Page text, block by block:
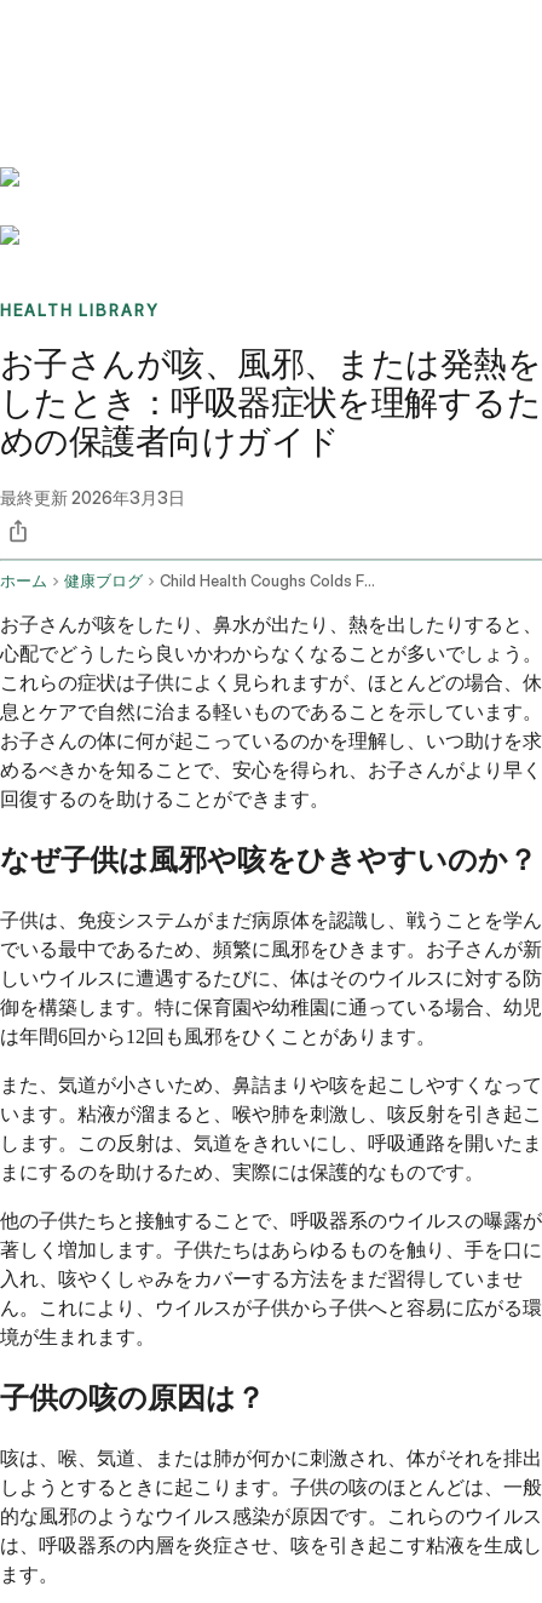
HEALTH LIBRARY
お子さんが咳、風邪、または発熱を
したとき：呼吸器症状を理解するた
めの保護者向けガイド
最終更新2026年3月3日
ホーム 健康ブログ Child Health Coughs Colds Fevers And Respiratory Issues
お子さんが咳をしたり、鼻水が出たり、熱を出したりすると、
心配でどうしたら良いかわからなくなることが多いでしょう。
これらの症状は子供によく見られますが、ほとんどの場合、休
息とケアで自然に治まる軽いものであることを示しています。
お子さんの体に何が起こっているのかを理解し、いつ助けを求
めるべきかを知ることで、安心を得られ、お子さんがより早く
回復するのを助けることができます。
なぜ子供は風邪や咳をひきやすいのか？
子供は、免疫システムがまだ病原体を認識し、戦うことを学ん
でいる最中であるため、頻繁に風邪をひきます。お子さんが新
しいウイルスに遭遇するたびに、体はそのウイルスに対する防
御を構築します。特に保育園や幼稚園に通っている場合、幼児
は年間6回から12回も風邪をひくことがあります。
また、気道が小さいため、鼻詰まりや咳を起こしやすくなって
います。粘液が溜まると、喉や肺を刺激し、咳反射を引き起こ
します。この反射は、気道をきれいにし、呼吸通路を開いたま
まにするのを助けるため、実際には保護的なものです。
他の子供たちと接触することで、呼吸器系のウイルスの曝露が
著しく増加します。子供たちはあらゆるものを触り、手を口に
入れ、咳やくしゃみをカバーする方法をまだ習得していませ
ん。これにより、ウイルスが子供から子供へと容易に広がる環
境が生まれます。
子供の咳の原因は？
咳は、喉、気道、または肺が何かに刺激され、体がそれを排出
しようとするときに起こります。子供の咳のほとんどは、一般
的な風邪のようなウイルス感染が原因です。これらのウイルス
は、呼吸器系の内層を炎症させ、咳を引き起こす粘液を生成し
ます。